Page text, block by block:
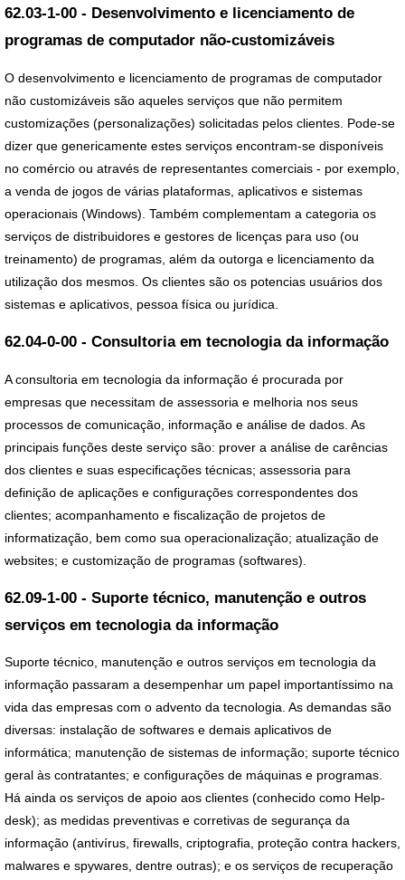
62.03-1-00 - Desenvolvimento e licenciamento de
programas de computador não-customizáveis
O desenvolvimento e licenciamento de programas de computador
não customizáveis são aqueles serviços que não permitem
customizações (personalizações) solicitadas pelos clientes. Pode-se
dizer que genericamente estes serviços encontram-se disponíveis
no comércio ou através de representantes comerciais - por exemplo,
a venda de jogos de várias plataformas, aplicativos e sistemas
operacionais (Windows). Também complementam a categoria os
serviços de distribuidores e gestores de licenças para uso (ou
treinamento) de programas, além da outorga e licenciamento da
utilização dos mesmos. Os clientes são os potencias usuários dos
sistemas e aplicativos, pessoa física ou jurídica.
62.04-0-00 - Consultoria em tecnologia da informação
A consultoria em tecnologia da informação é procurada por
empresas que necessitam de assessoria e melhoria nos seus
processos de comunicação, informação e análise de dados. As
principais funções deste serviço são: prover a análise de carências
dos clientes e suas especificações técnicas; assessoria para
definição de aplicações e configurações correspondentes dos
clientes; acompanhamento e fiscalização de projetos de
informatização, bem como sua operacionalização; atualização de
websites; e customização de programas (softwares).
62.09-1-00 - Suporte técnico, manutenção e outros
serviços em tecnologia da informação
Suporte técnico, manutenção e outros serviços em tecnologia da
informação passaram a desempenhar um papel importantíssimo na
vida das empresas com o advento da tecnologia. As demandas são
diversas: instalação de softwares e demais aplicativos de
informática; manutenção de sistemas de informação; suporte técnico
geral às contratantes; e configurações de máquinas e programas.
Há ainda os serviços de apoio aos clientes (conhecido como Help-
desk); as medidas preventivas e corretivas de segurança da
informação (antivírus, firewalls, criptografia, proteção contra hackers,
malwares e spywares, dentre outras); e os serviços de recuperação